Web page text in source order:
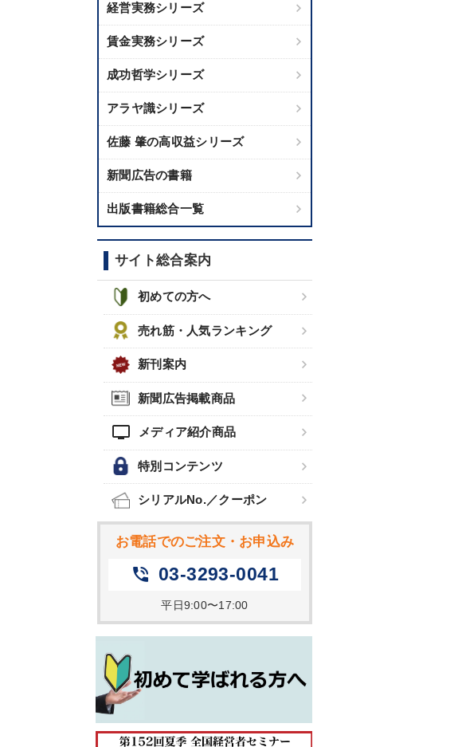
経営実務シリーズ
賃金実務シリーズ
成功哲学シリーズ
アラヤ識シリーズ
佐藤 肇の高収益シリーズ
新聞広告の書籍
出版書籍総合一覧
サイト総合案内
初めての方へ
売れ筋・人気ランキング
新刊案内
新聞広告掲載商品
tv メディア紹介商品
特別コンテンツ
シリアルNo.／クーポン
お電話でのご注文・お申込み
phone_in_talk 03-3293-0041
平日9:00〜17:00